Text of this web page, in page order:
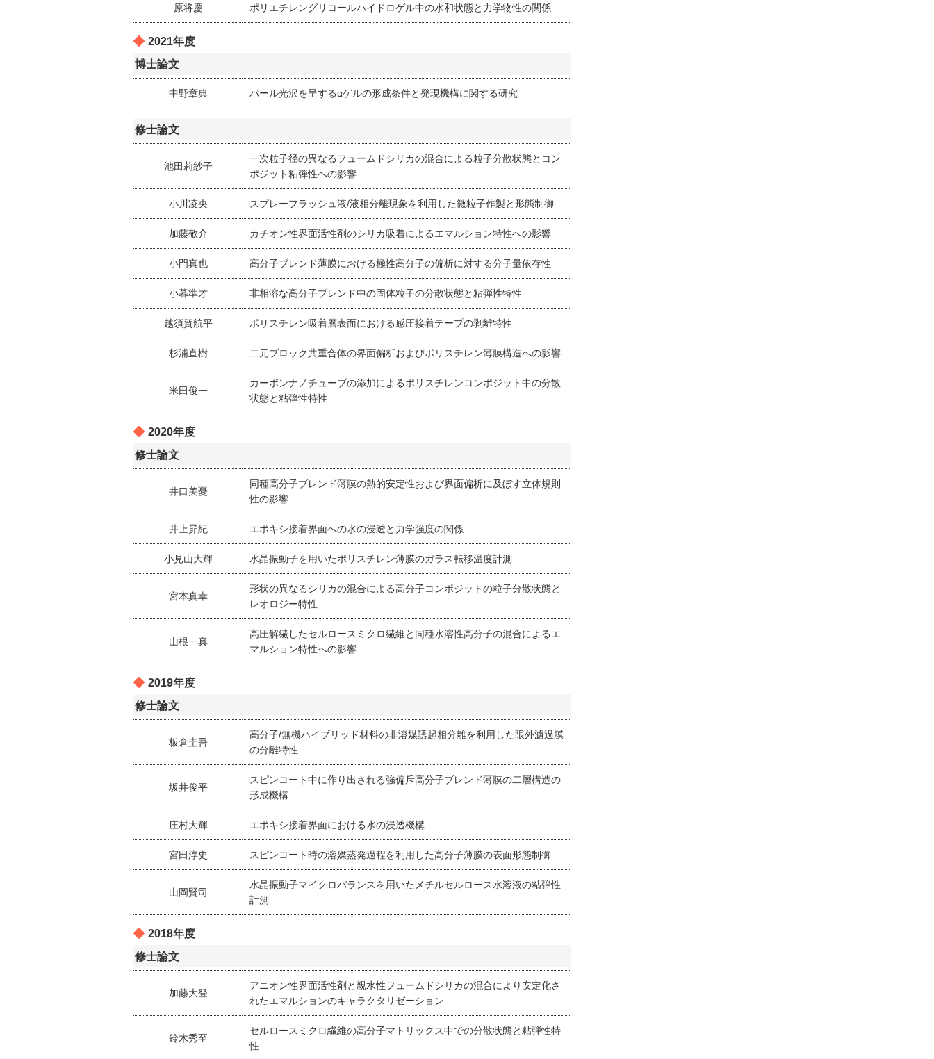
原将慶 ポリエチレングリコールハイドロゲル中の水和状態と力学物性の関係
2021年度
博士論文
中野章典 パール光沢を呈するαゲルの形成条件と発現機構に関する研究
修士論文
池田莉紗子
一次粒子径の異なるフュームドシリカの混合による粒子分散状態とコン
ポジット粘弾性への影響
小川凌央 スプレーフラッシュ液/液相分離現象を利用した微粒子作製と形態制御
加藤敬介 カチオン性界面活性剤のシリカ吸着によるエマルション特性への影響
小門真也 高分子ブレンド薄膜における極性高分子の偏析に対する分子量依存性
小暮準才 非相溶な高分子ブレンド中の固体粒子の分散状態と粘弾性特性
越須賀航平 ポリスチレン吸着層表面における感圧接着テープの剥離特性
杉浦直樹 二元ブロック共重合体の界面偏析およびポリスチレン薄膜構造への影響
米田俊一
カーボンナノチューブの添加によるポリスチレンコンポジット中の分散
状態と粘弾性特性
2020年度
修士論文
井口美憂
同種高分子ブレンド薄膜の熱的安定性および界面偏析に及ぼす立体規則
性の影響
井上昴紀 エポキシ接着界面への水の浸透と力学強度の関係
小見山大輝 水晶振動子を用いたポリスチレン薄膜のガラス転移温度計測
宮本真幸
形状の異なるシリカの混合による高分子コンポジットの粒子分散状態と
レオロジー特性
山根一真
高圧解繊したセルロースミクロ繊維と同種水溶性高分子の混合によるエ
マルション特性への影響
2019年度
修士論文
板倉圭吾
高分子/無機ハイブリッド材料の非溶媒誘起相分離を利用した限外濾過膜
の分離特性
坂井俊平
スピンコート中に作り出される強偏斥高分子ブレンド薄膜の二層構造の
形成機構
庄村大輝 エポキシ接着界面における水の浸透機構
宮田淳史 スピンコート時の溶媒蒸発過程を利用した高分子薄膜の表面形態制御
山岡賢司
水晶振動子マイクロバランスを用いたメチルセルロース水溶液の粘弾性
計測
2018年度
修士論文
加藤大登
アニオン性界面活性剤と親水性フュームドシリカの混合により安定化さ
れたエマルションのキャラクタリゼーション
鈴木秀至
セルロースミクロ繊維の高分子マトリックス中での分散状態と粘弾性特
性